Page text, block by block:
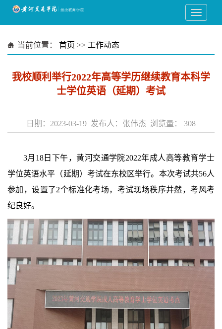
当前位置： 首页 >> 工作动态
我校顺利举行2022年高等学历继续教育本科学
士学位英语（延期）考试
日期：2023-03-19 发布人：张伟杰 浏览量： 308
3月18日下午，黄河交通学院2022年成人高等教育学士
学位英语水平（延期）考试在东校区举行。本次考试共56人
参加，设置了2个标准化考场，考试现场秩序井然，考风考
纪良好。